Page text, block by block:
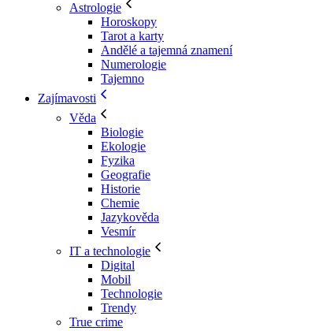
Astrologie
Horoskopy
Tarot a karty
Andělé a tajemná znamení
Numerologie
Tajemno
Zajímavosti
Věda
Biologie
Ekologie
Fyzika
Geografie
Historie
Chemie
Jazykověda
Vesmír
IT a technologie
Digital
Mobil
Technologie
Trendy
True crime